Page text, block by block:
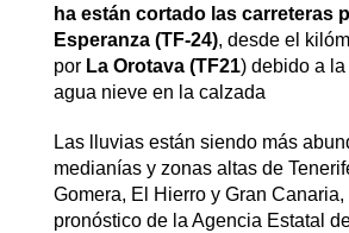
ha están cortado las carreteras
Esperanza (TF-24), desde el
por La Orotava (TF21) debido a
agua nieve en la calzada
Las lluvias están siendo más
medianías y zonas altas de
Gomera, El Hierro y Gran Canaria,
pronóstico de la Agencia Estatal